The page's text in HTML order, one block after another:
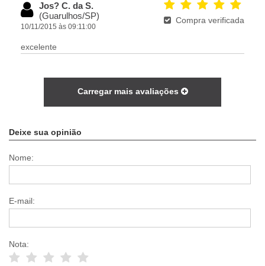
Jos? C. da S.
(Guarulhos/SP)
10/11/2015 às 09:11:00
Compra verificada
excelente
Carregar mais avaliações
Deixe sua opinião
Nome:
E-mail:
Nota: